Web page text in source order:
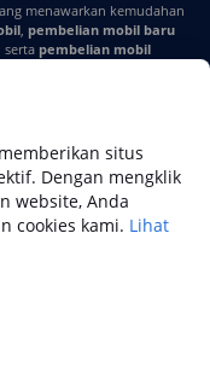
situs
Dengan mengklik
website, Anda
cookies kami. Lihat
Langsung
Peraturan
menawarkan kemudahan
, pembelian mobil baru
serta pembelian mobil